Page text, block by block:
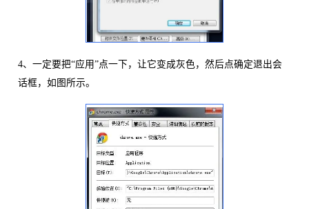
4、一定要把“应用”点一下，让它变成灰色，然后点确定退出会
话框，如图所示。